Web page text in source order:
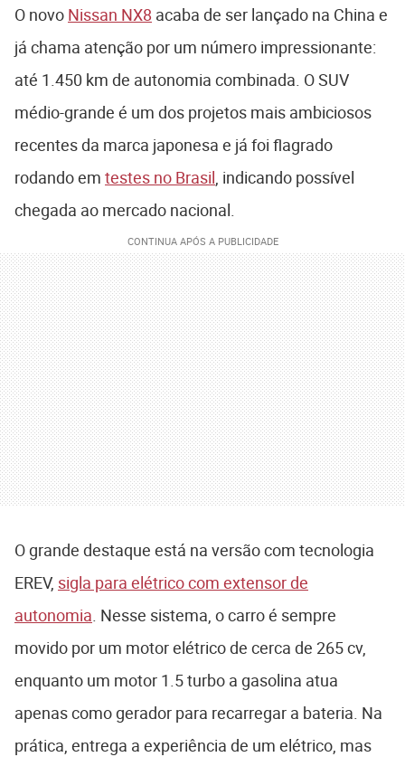
O novo Nissan NX8 acaba de ser lançado na China e
já chama atenção por um número impressionante:
até 1.450 km de autonomia combinada. O SUV
médio-grande é um dos projetos mais ambiciosos
recentes da marca japonesa e já foi flagrado
rodando em testes no Brasil, indicando possível
chegada ao mercado nacional.
O grande destaque está na versão com tecnologia
EREV, sigla para elétrico com extensor de
autonomia. Nesse sistema, o carro é sempre
movido por um motor elétrico de cerca de 265 cv,
enquanto um motor 1.5 turbo a gasolina atua
apenas como gerador para recarregar a bateria. Na
prática, entrega a experiência de um elétrico, mas